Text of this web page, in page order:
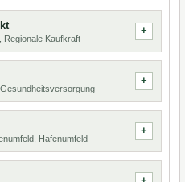
Regionale Kaufkraft
Hafenumfeld